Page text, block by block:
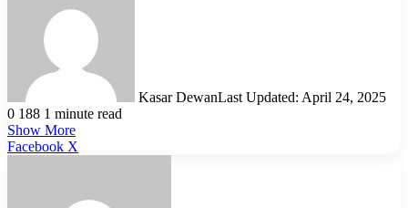
Kasar DewanLast Updated: April 24, 2025
0 188 1 minute read
Show More
Facebook X